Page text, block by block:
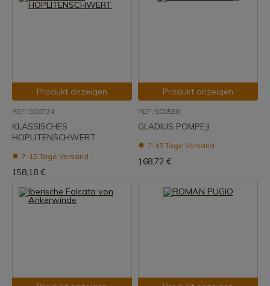
Produkt anzeigen
REF: 500734
KLASSISCHES
HOPLITENSCHWERT
7-15 Tage Versand
158,18 €
Produkt anzeigen
REF: 500598
GLADIUS POMPEJI
7-15 Tage Versand
168,72 €